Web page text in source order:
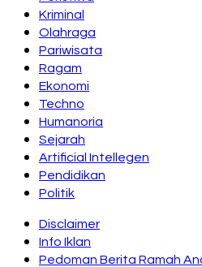
Kriminal
Olahraga
Pariwisata
Ragam
Ekonomi
Techno
Humanoria
Sejarah
Artificial Intellegen
Pendidikan
Politik
Disclaimer
Info Iklan
Pedoman Berita Ramah